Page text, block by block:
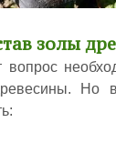
золы
вопрос
Но